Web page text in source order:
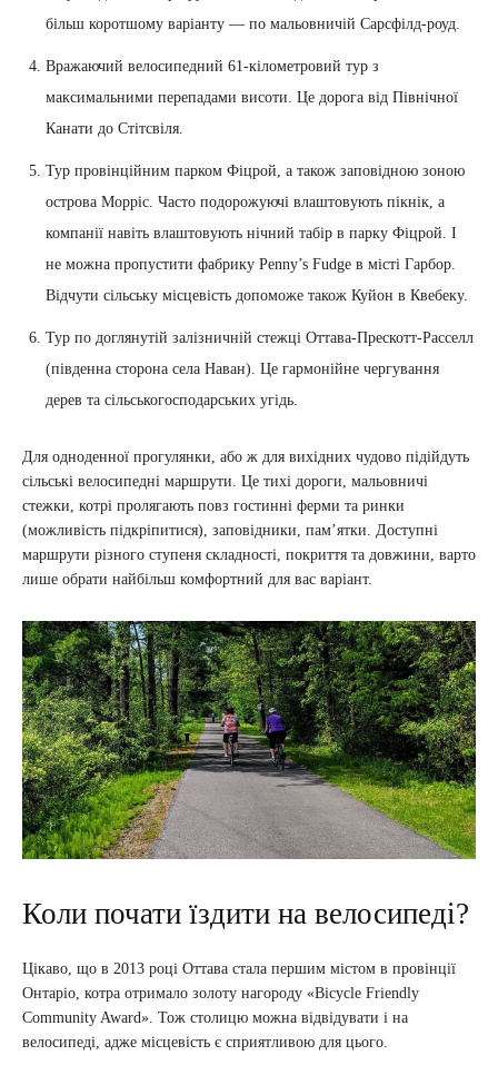
більш коротшому варіанту — по мальовничій Сарсфілд-роуд.
Вражаючий велосипедний 61-кілометровий тур з
максимальними перепадами висоти. Це дорога від Північної
Канати до Стітсвіля.
Тур провінційним парком Фіцрой, а також заповідною зоною
острова Морріс. Часто подорожуючі влаштовують пікнік, а
компанії навіть влаштовують нічний табір в парку Фіцрой. І
не можна пропустити фабрику Penny’s Fudge в місті Гарбор.
Відчути сільську місцевість допоможе також Куйон в Квебеку.
Тур по доглянутій залізничній стежці Оттава-Прескотт-Расселл
(південна сторона села Наван). Це гармонійне чергування
дерев та сільськогосподарських угідь.
Для одноденної прогулянки, або ж для вихідних чудово підійдуть
сільські велосипедні маршрути. Це тихі дороги, мальовничі
стежки, котрі пролягають повз гостинні ферми та ринки
(можливість підкріпитися), заповідники, пам’ятки. Доступні
маршрути різного ступеня складності, покриття та довжини, варто
лише обрати найбільш комфортний для вас варіант.
Коли почати їздити на велосипеді?
Цікаво, що в 2013 році Оттава стала першим містом в провінції
Онтаріо, котра отримало золоту нагороду «Bicycle Friendly
Community Award». Тож столицю можна відвідувати і на
велосипеді, адже місцевість є сприятливою для цього.